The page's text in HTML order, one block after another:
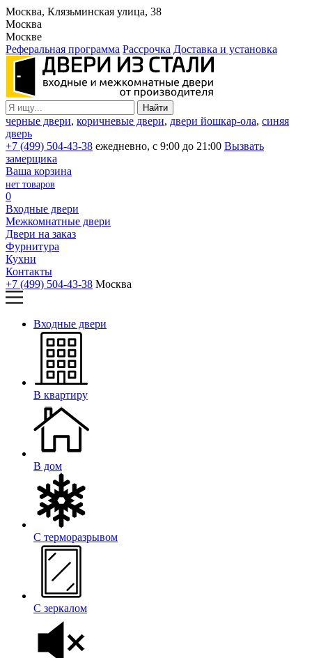
Москва, Клязьминская улица, 38
Москва
Москве
Реферальная программа Рассрочка Доставка и установка
черные двери, коричневые двери, двери йошкар-ола, синяя
дверь
+7 (499) 504-43-38 ежедневно, с 9:00 до 21:00 Вызвать
замерщика
Ваша корзина
нет товаров
0
Входные двери
Межкомнатные двери
Двери на заказ
Фурнитура
Кухни
Контакты
+7 (499) 504-43-38 Москва
Входные двери
В квартиру
В дом
С терморазрывом
С зеркалом